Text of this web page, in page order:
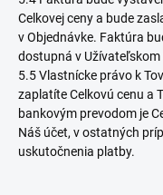
Celkovej ceny a bude
v Objednávke. Faktúra
dostupná v Užívateľskom
5.5 Vlastnícke právo k
zaplatíte Celkovú cenu a
bankovým prevodom je
Náš účet, v ostatných
uskutočnenia platby.